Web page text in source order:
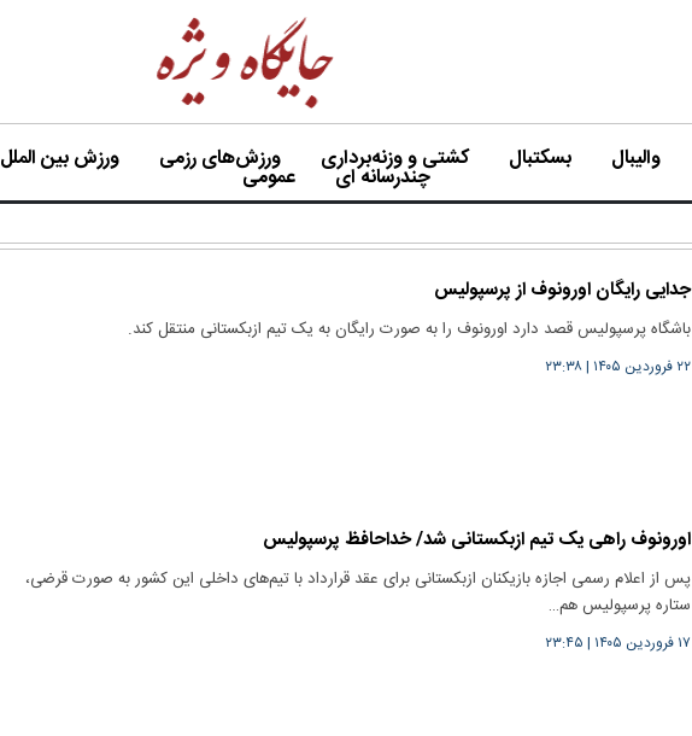
والیبال بسکتبال کشتی و وزنه‌برداری ورزش‌های رزمی ورزش بین الملل
چندرسانه ای عمومی
جدایی رایگان اورونوف از پرسپولیس
باشگاه پرسپولیس قصد دارد اورونوف را به صورت رایگان به یک تیم ازبکستانی منتقل کند.
۲۲ فروردین ۱۴۰۵ |۲۳:۳۸
اورونوف راهی یک تیم ازبکستانی شد/ خداحافظ پرسپولیس
پس از اعلام رسمی اجازه بازیکنان ازبکستانی برای عقد قرارداد با تیم‌های داخلی این کشور به صورت قرضی،
ستاره پرسپولیس هم…
۱۷ فروردین ۱۴۰۵ | ۲۳:۴۵